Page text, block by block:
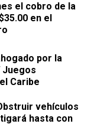
el cobro de la
en el
por la
Juegos
Caribe
vehículos
hasta con